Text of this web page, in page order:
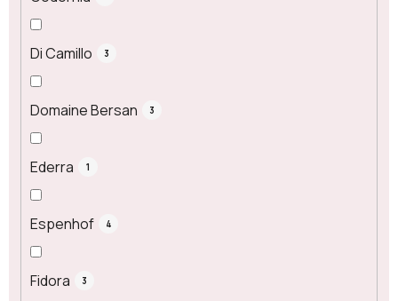
Di Camillo 3
Domaine Bersan 3
Ederra 1
Espenhof 4
Fidora 3